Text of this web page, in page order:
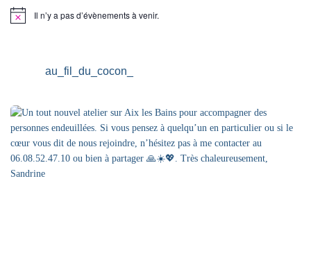
Notice Il n’y a pas d’évènements à venir.
au_fil_du_cocon_